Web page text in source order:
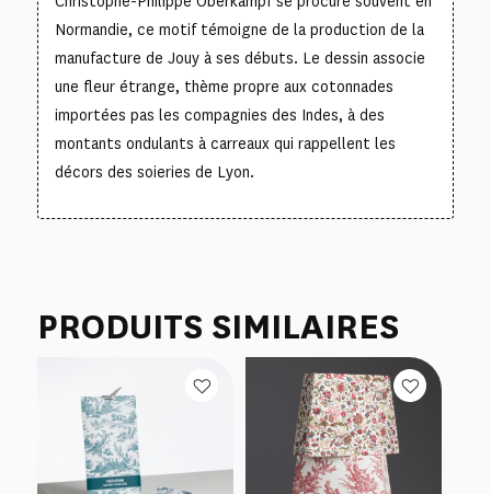
Normandie, ce motif témoigne de la production de la
manufacture de Jouy à ses débuts. Le dessin associe
une fleur étrange, thème propre aux cotonnades
importées pas les compagnies des Indes, à des
montants ondulants à carreaux qui rappellent les
décors des soieries de Lyon.
PRODUITS SIMILAIRES